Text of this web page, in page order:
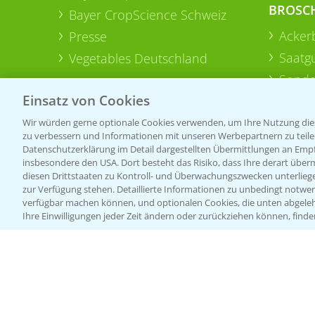
Bayer CropScience Schweiz
Presse
Vegetables Deutschland
Einsatz von Cookies
Wir würden gerne optionale Cookies verwenden, um Ihre Nutzung
zu verbessern und Informationen mit unseren Werbepartnern zu
Datenschutzerklärung im Detail dargestellten Übermittlungen an
insbesondere den USA. Dort besteht das Risiko, dass Ihre derart
diesen Drittstaaten zu Kontroll- und Überwachungszwecken
zur Verfügung stehen. Detaillierte Informationen zu unbedingt
verfügbar machen können, und optionalen Cookies, die unten
Ihre Einwilligungen jeder Zeit ändern oder zurückziehen können,